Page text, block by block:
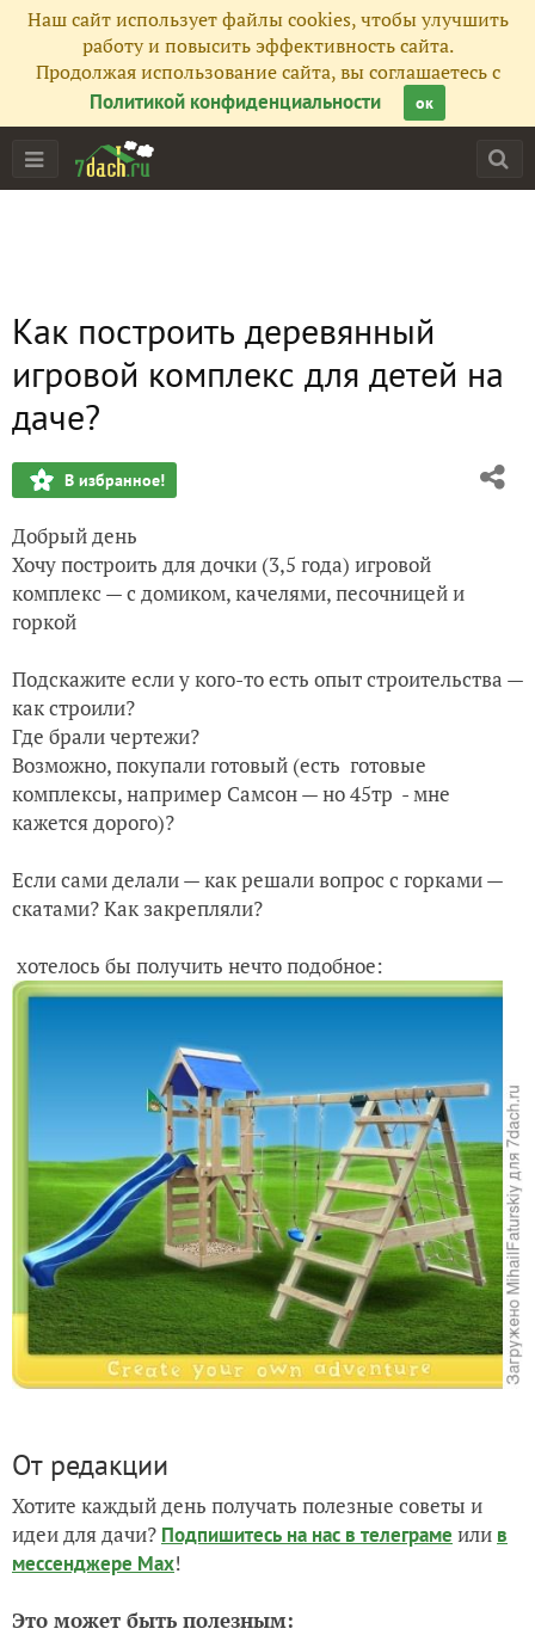
Наш сайт использует файлы cookies, чтобы улучшить
работу и повысить эффективность сайта.
Продолжая использование сайта, вы соглашаетесь с
Политикой конфиденциальности
ок
Как построить деревянный
игровой комплекс для детей на
даче?
В избранное!
Добрый день
Хочу построить для дочки (3,5 года) игровой
комплекс — с домиком, качелями, песочницей и
горкой
Подскажите если у кого-то есть опыт строительства —
как строили?
Где брали чертежи?
Возможно, покупали готовый (есть готовые
комплексы, например Самсон — но 45тр - мне
кажется дорого)?
Если сами делали — как решали вопрос с горками —
скатами? Как закрепляли?
хотелось бы получить нечто подобное:
От редакции
Хотите каждый день получать полезные советы и
идеи для дачи? Подпишитесь на нас в телеграме или в
мессенджере Max!
Это может быть полезным: